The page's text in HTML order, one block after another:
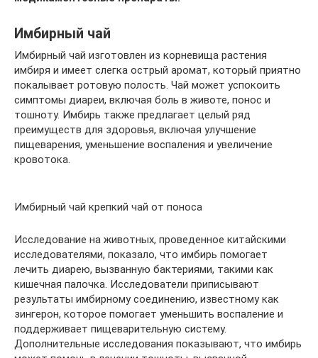
Имбирный чай
Имбирный чай изготовлен из корневища растения
имбиря и имеет слегка острый аромат, который приятно
покалывает ротовую полость. Чай может успокоить
симптомы диареи, включая боль в животе, понос и
тошноту. Имбирь также предлагает целый ряд
преимуществ для здоровья, включая улучшение
пищеварения, уменьшение воспаления и увеличение
кровотока.
Имбирный чай крепкий чай от поноса
Исследование на животных, проведенное китайскими
исследователями, показало, что имбирь помогает
лечить диарею, вызванную бактериями, такими как
кишечная палочка. Исследователи приписывают
результаты имбирному соединению, известному как
зингерон, которое помогает уменьшить воспаление и
поддерживает пищеварительную систему.
Дополнительные исследования показывают, что имбирь